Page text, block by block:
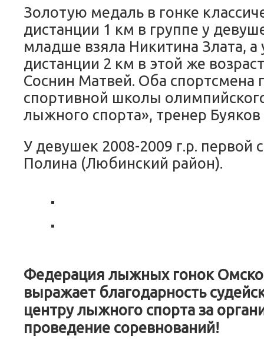
Золотую медаль в гонке
дистанции 1 км в группе у
младше взяла Никитина Злата, а
дистанции 2 км в этой же
Соснин Матвей. Оба спортсмена
спортивной школы
лыжного спорта», тренер
У девушек 2008-2009 г.р. первой
Полина (Любинский район).
Федерация лыжных гонок
выражает благодарность
центру лыжного спорта за
проведение соревнований!